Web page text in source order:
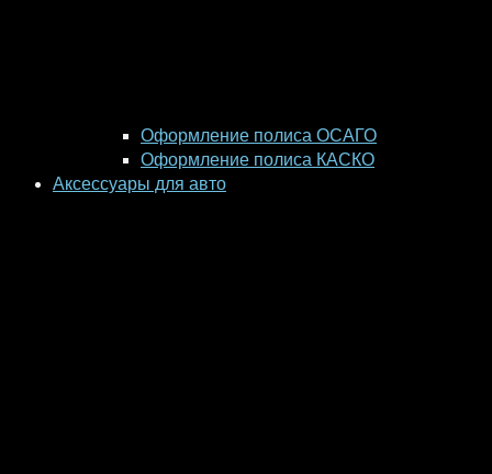
Оформление полиса ОСАГО
Оформление полиса КАСКО
Аксессуары для авто